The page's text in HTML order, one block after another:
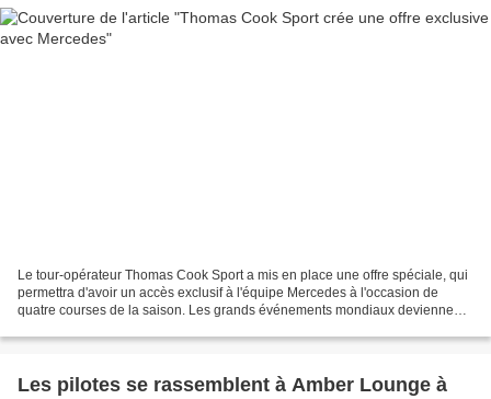
Le tour-opérateur Thomas Cook Sport a mis en place une offre spéciale, qui
permettra d'avoir un accès exclusif à l'équipe Mercedes à l'occasion de
quatre courses de la saison. Les grands événements mondiaux deviennent
Les pilotes se rassemblent à Amber Lounge à